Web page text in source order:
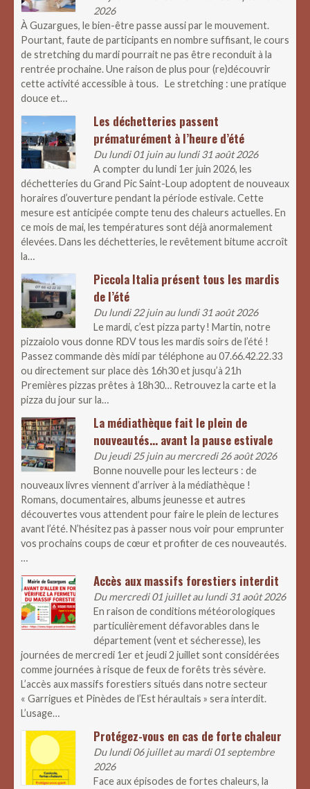
2026
À Guzargues, le bien-être passe aussi par le mouvement.
Pourtant, faute de participants en nombre suffisant, le cours
de stretching du mardi pourrait ne pas être reconduit à la
rentrée prochaine. Une raison de plus pour (re)découvrir
cette activité accessible à tous. Le stretching : une pratique
douce et…
Les déchetteries passent
prématurément à l’heure d’été
Du lundi 01 juin au lundi 31 août 2026
A compter du lundi 1er juin 2026, les
déchetteries du Grand Pic Saint-Loup adoptent de nouveaux
horaires d’ouverture pendant la période estivale. Cette
mesure est anticipée compte tenu des chaleurs actuelles. En
ce mois de mai, les températures sont déjà anormalement
élevées. Dans les déchetteries, le revêtement bitume accroît
la…
Piccola Italia présent tous les mardis
de l’été
Du lundi 22 juin au lundi 31 août 2026
Le mardi, c’est pizza party ! Martin, notre
pizzaiolo vous donne RDV tous les mardis soirs de l’été !
Passez commande dès midi par téléphone au 07.66.42.22.33
ou directement sur place dès 16h30 et jusqu’à 21h
Premières pizzas prêtes à 18h30… Retrouvez la carte et la
pizza du jour sur la…
La médiathèque fait le plein de
nouveautés… avant la pause estivale
Du jeudi 25 juin au mercredi 26 août 2026
Bonne nouvelle pour les lecteurs : de
nouveaux livres viennent d’arriver à la médiathèque !
Romans, documentaires, albums jeunesse et autres
découvertes vous attendent pour faire le plein de lectures
avant l’été. N’hésitez pas à passer nous voir pour emprunter
vos prochains coups de cœur et profiter de ces nouveautés.
…
Accès aux massifs forestiers interdit
Du mercredi 01 juillet au lundi 31 août 2026
En raison de conditions météorologiques
particulièrement défavorables dans le
département (vent et sécheresse), les
journées de mercredi 1er et jeudi 2 juillet sont considérées
comme journées à risque de feux de forêts très sévère.
L’accès aux massifs forestiers situés dans notre secteur
« Garrigues et Pinèdes de l’Est héraultais » sera interdit.
L’usage…
Protégez-vous en cas de forte chaleur
Du lundi 06 juillet au mardi 01 septembre
2026
Face aux épisodes de fortes chaleurs, la